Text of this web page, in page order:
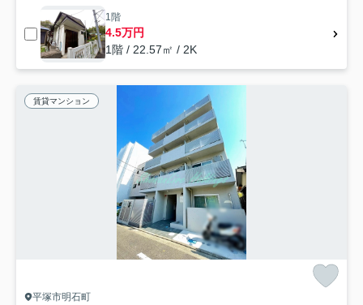
1階
4.5万円
1階 / 22.57㎡ / 2K
賃貸マンション
平塚市明石町